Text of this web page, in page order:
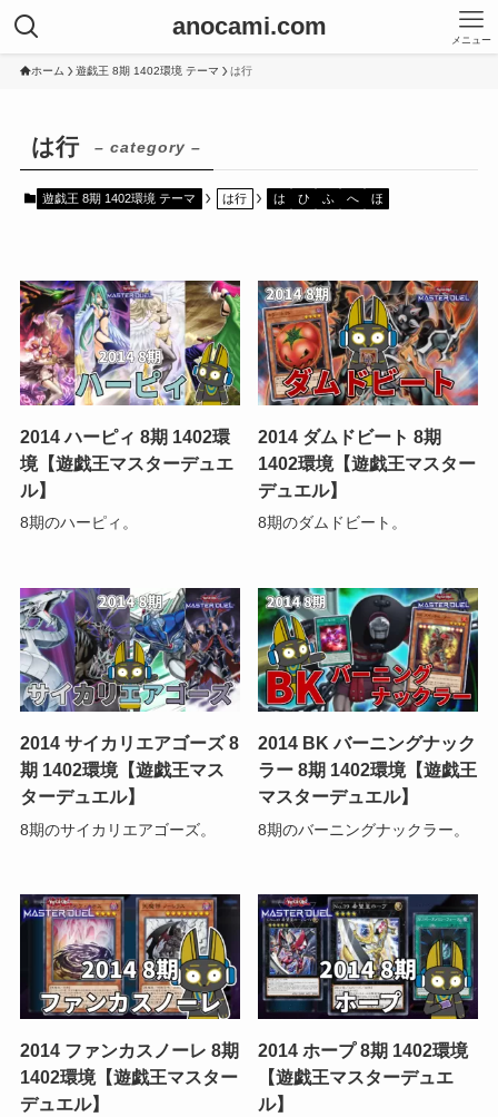
anocami.com メニュー
ホーム 遊戯王 8期 1402環境 テーマ は行
は行 – category –
遊戯王 8期 1402環境 テーマ は行 は ひ ふ へ ほ
2014 ハーピィ 8期 1402環
境【遊戯王マスターデュエ
ル】
8期のハーピィ。
2014 ダムドビート 8期
1402環境【遊戯王マスター
デュエル】
8期のダムドビート。
2014 サイカリエアゴーズ 8
期 1402環境【遊戯王マス
ターデュエル】
8期のサイカリエアゴーズ。
2014 BK バーニングナック
ラー 8期 1402環境【遊戯王
マスターデュエル】
8期のバーニングナックラー。
2014 ファンカスノーレ 8期
1402環境【遊戯王マスター
デュエル】
2014 ホープ 8期 1402環境
【遊戯王マスターデュエ
ル】